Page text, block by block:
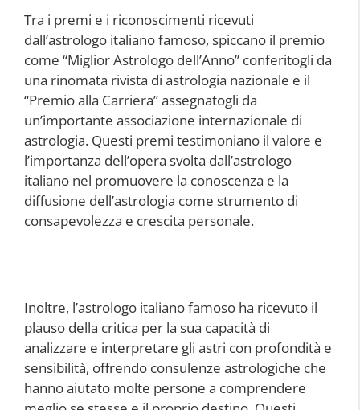
Tra i premi e i riconoscimenti ricevuti
dall’astrologo italiano famoso, spiccano il premio
come “Miglior Astrologo dell’Anno” conferitogli da
una rinomata rivista di astrologia nazionale e il
“Premio alla Carriera” assegnatogli da
un’importante associazione internazionale di
astrologia. Questi premi testimoniano il valore e
l’importanza dell’opera svolta dall’astrologo
italiano nel promuovere la conoscenza e la
diffusione dell’astrologia come strumento di
consapevolezza e crescita personale.
Inoltre, l’astrologo italiano famoso ha ricevuto il
plauso della critica per la sua capacità di
analizzare e interpretare gli astri con profondità e
sensibilità, offrendo consulenze astrologiche che
hanno aiutato molte persone a comprendere